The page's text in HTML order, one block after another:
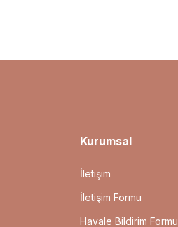
Kurumsal
İletişim
İletişim Formu
Havale Bildirim Formu